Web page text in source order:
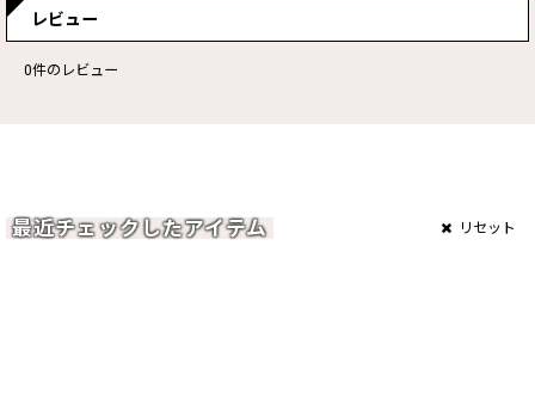
レビュー
0件のレビュー
最近チェックしたアイテム リセット